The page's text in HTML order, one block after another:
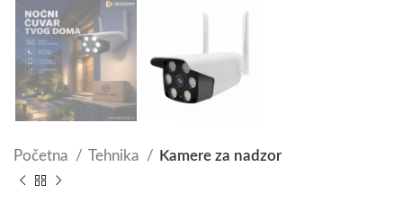
Početna Tehnika Kamere za nadzor